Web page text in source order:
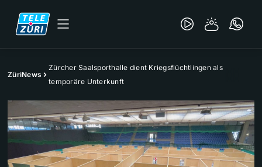
ZüriNews
Zürcher Saalsporthalle dient Kriegsflüchtlingen als
temporäre Unterkunft